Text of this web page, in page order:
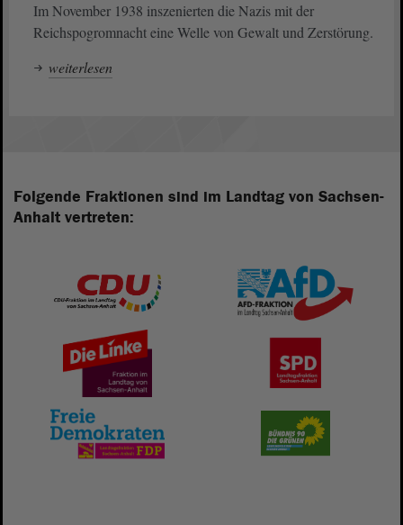
Im November 1938 inszenierten die Nazis mit der
Reichspogromnacht eine Welle von Gewalt und Zerstörung.
weiterlesen
Folgende Fraktionen sind im Landtag von Sachsen-
Anhalt vertreten: